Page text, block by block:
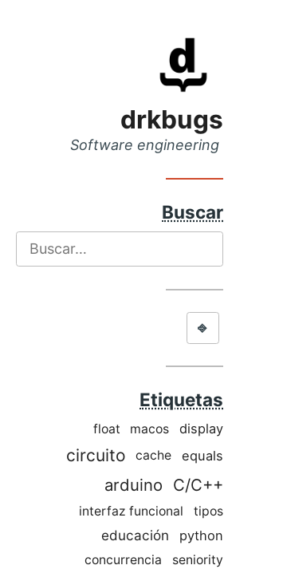
drkbugs
Software engineering
Buscar
Buscar
⎆
Etiquetas
float macos display
circuito cache equals
arduino C/C++
interfaz funcional tipos
educación python
concurrencia seniority